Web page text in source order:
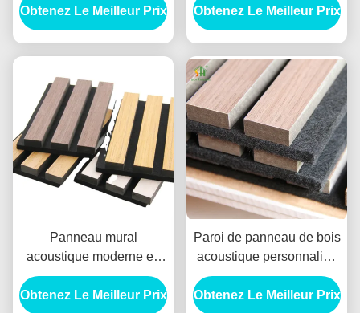
Fibre de polyester
Obtenez Le Meilleur Prix
1220x2440mm MDF noir
Obtenez Le Meilleur Prix
Panneau mural
acoustique moderne en
bois 1220x2440mm,
couleur personnalisée
Obtenez Le Meilleur Prix
Paroi de panneau de bois
acoustique personnalisé
1220x2440 mm MDF noir
Polyester
Obtenez Le Meilleur Prix